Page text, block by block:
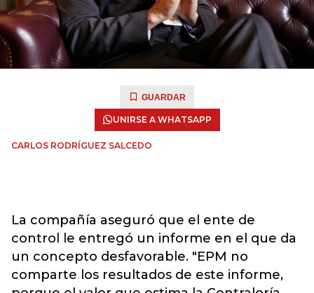
GUARDAR
UNIRSE A WHATSAPP
CARLOS RODRÍGUEZ SALCEDO
La compañía aseguró que el ente de
control le entregó un informe en el que da
un concepto desfavorable. "EPM no
comparte los resultados de este informe,